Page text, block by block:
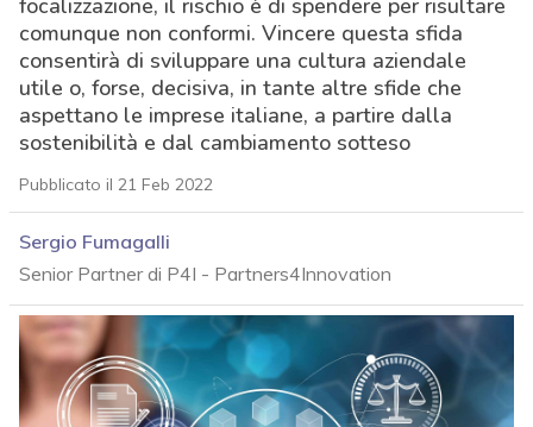
focalizzazione, il rischio è di spendere per risultare
comunque non conformi. Vincere questa sfida
consentirà di sviluppare una cultura aziendale
utile o, forse, decisiva, in tante altre sfide che
aspettano le imprese italiane, a partire dalla
sostenibilità e dal cambiamento sotteso
Pubblicato il 21 Feb 2022
Sergio Fumagalli
Senior Partner di P4I - Partners4Innovation